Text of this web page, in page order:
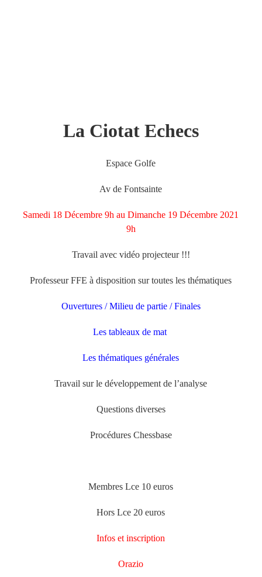
La Ciotat Echecs
Espace Golfe
Av de Fontsainte
Samedi 18 Décembre 9h au Dimanche 19 Décembre 2021
9h
Travail avec vidéo projecteur !!!
Professeur FFE à disposition sur toutes les thématiques
Ouvertures / Milieu de partie / Finales
Les tableaux de mat
Les thématiques générales
Travail sur le développement de l’analyse
Questions diverses
Procédures Chessbase
Membres Lce 10 euros
Hors Lce 20 euros
Infos et inscription
Orazio